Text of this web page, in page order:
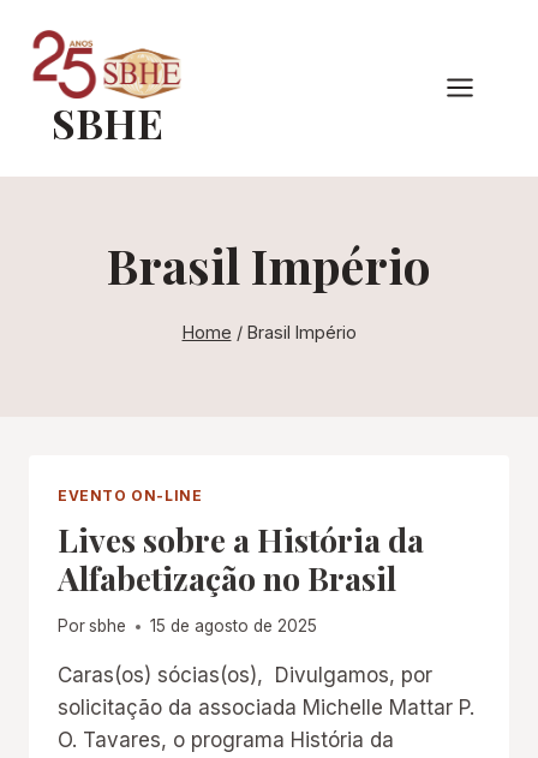
para
ConteúdoSBHE
Brasil Império
Home / Brasil Império
EVENTO ON-LINE
Lives sobre a História da
Alfabetização no Brasil
Porsbhe 15 de agosto de 2025
Caras(os) sócias(os), Divulgamos, por
solicitação da associada Michelle Mattar P.
O. Tavares, o programa História da